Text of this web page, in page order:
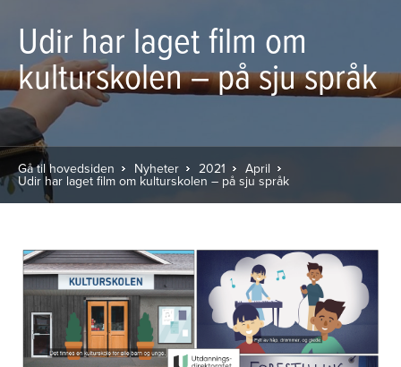
Udir har laget film om
kulturskolen – på sju språk
Gå til hovedsiden Nyheter 2021 April
Udir har laget film om kulturskolen – på sju språk